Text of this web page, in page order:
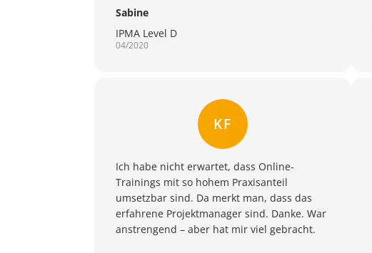
Sabine
IPMA Level D
04/2020
KF
Ich habe nicht erwartet, dass Online-
Trainings mit so hohem Praxisanteil
umsetzbar sind. Da merkt man, dass das
erfahrene Projektmanager sind. Danke. War
anstrengend – aber hat mir viel gebracht.